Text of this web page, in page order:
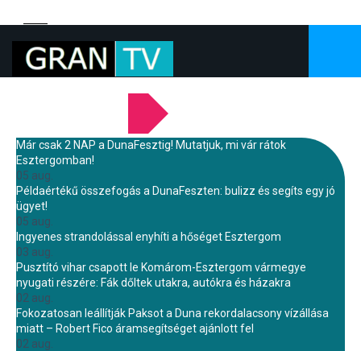
Már csak 2 NAP a DunaFesztig! Mutatjuk, mi vár rátok
Esztergomban!
05 aug.
Példaértékű összefogás a DunaFeszten: bulizz és segíts egy jó
ügyet!
05 aug.
Ingyenes strandolással enyhíti a hőséget Esztergom
03 aug.
Pusztító vihar csapott le Komárom-Esztergom vármegye
nyugati részére: Fák dőltek utakra, autókra és házakra
02 aug.
Fokozatosan leállítják Paksot a Duna rekordalacsony vízállása
miatt – Robert Fico áramsegítséget ajánlott fel
02 aug.